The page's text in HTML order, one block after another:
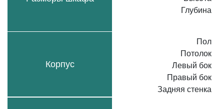
Корпус
Глубина
Пол
Потолок
Левый бок
Правый бок
Задняя стенка